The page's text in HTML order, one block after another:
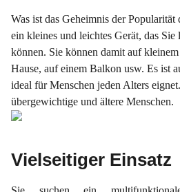
Was ist das Geheimnis der Popularität
ein kleines und leichtes Gerät, das Sie
können. Sie können damit auf
Hause, auf einem Balkon usw. Es ist
ideal für Menschen jeden Alters
übergewichtige und ältere Menschen.
Vielseitiger Einsatz